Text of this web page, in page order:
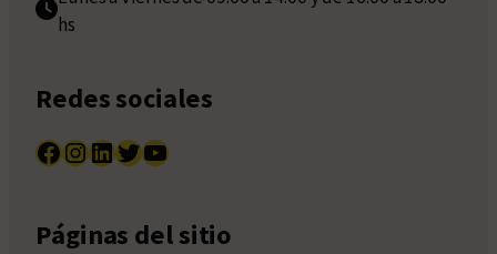
hs
Redes sociales
Facebook InstagramLinkedIn Twitter YouTube
Páginas del sitio